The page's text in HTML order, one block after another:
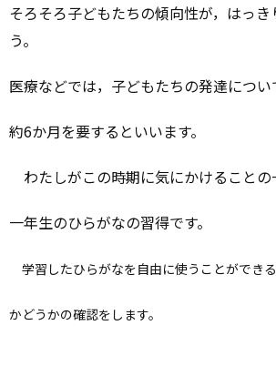
そろそろ子どもたちの傾向性が，はっき
う。
医療などでは，子どもたちの発達につい
約6か月を要するといいます。
わたしがこの時期に気にかけることの
一年生のひらがなの習得です。
学習したひらがなを自由に使うことができる
かどうかの確認をします。